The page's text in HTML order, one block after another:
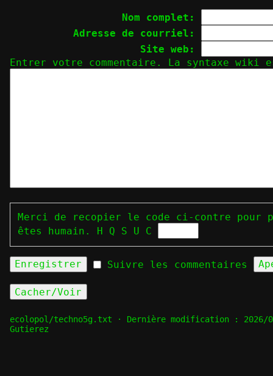
Nom complet:
Adresse de courriel:
Site web:
Entrer votre commentaire. La syntaxe
Merci de recopier le code ci-contre pour
êtes humain.
H Q S U C
Suivre les commentaires
ecolopol/techno5g.txt · Dernière modification : 2026/
Gutierez